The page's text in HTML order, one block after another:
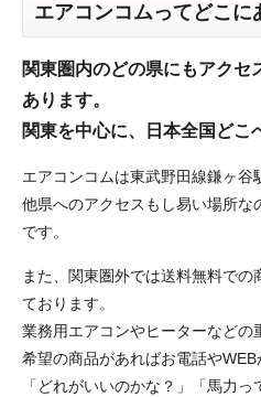
エアコンコムってどこに
関東圏内のどの県にもアクセ
あります。
関東を中心に、日本全国どこ
エアコンコムは東武野田線鎌ヶ谷
他県へのアクセスもし易い場所
です。
また、関東圏外では送料無料で
ております。
業務用エアコンやヒーターなどの
希望の商品があればお電話やWEB
「どれがいいのかな？」「馬力
折り返しのご連絡